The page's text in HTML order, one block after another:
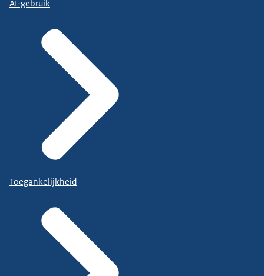
AI-gebruik
Toegankelijkheid